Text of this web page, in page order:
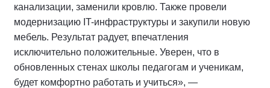
канализации, заменили кровлю. Также провели
модернизацию IT-инфраструктуры и закупили новую
мебель. Результат радует, впечатления
исключительно положительные. Уверен, что в
обновленных стенах школы педагогам и ученикам,
будет комфортно работать и учиться», —